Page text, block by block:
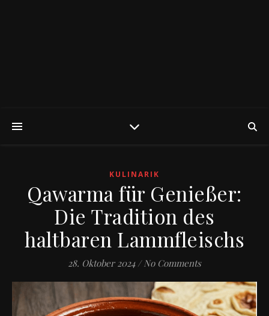
KULINARIK
Qawarma für Genießer:
Die Tradition des
haltbaren Lammfleischs
28. Oktober 2024 / No Comments